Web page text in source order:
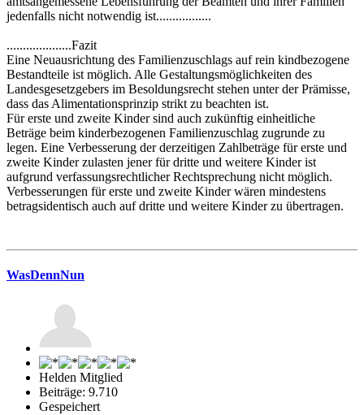
jedenfalls nicht notwendig ist.................
....................Fazit
Eine Neuausrichtung des Familienzuschlags auf rein kindbezogene
Bestandteile ist möglich. Alle Gestaltungsmöglichkeiten des
Landesgesetzgebers im Besoldungsrecht stehen unter der Prämisse,
dass das Alimentationsprinzip strikt zu beachten ist.
Für erste und zweite Kinder sind auch zukünftig einheitliche
Beträge beim kinderbezogenen Familienzuschlag zugrunde zu
legen. Eine Verbesserung der derzeitigen Zahlbeträge für erste und
zweite Kinder zulasten jener für dritte und weitere Kinder ist
aufgrund verfassungsrechtlicher Rechtsprechung nicht möglich.
Verbesserungen für erste und zweite Kinder wären mindestens
betragsidentisch auch auf dritte und weitere Kinder zu übertragen.
WasDennNun
Helden Mitglied
Beiträge: 9.710
Gespeichert